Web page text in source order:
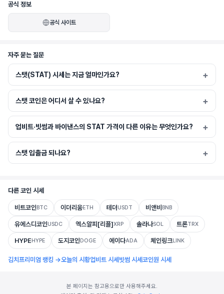
공식 정보
공식 사이트
자주 묻는 질문
스탯(STAT) 시세는 지금 얼마인가요?
스탯 코인은 어디서 살 수 있나요?
업비트·빗썸과 바이낸스의 STAT 가격이 다른 이유는 무엇인가요?
스탯 입출금 되나요?
다른 코인 시세
비트코인BTC 이더리움ETH 테더USDT 비앤비 BNB
유에스디코인USDC 엑스알피[리플]XRP 솔라나SOL 트론TRX
HYPEHYPE 도지코인DOGE 에이다ADA 체인링크LINK
김치프리미엄 랭킹 →오늘의 시황업비트 시세 빗썸 시세 코인원 시세
본 페이지는 참고용으로만 사용해주세요.